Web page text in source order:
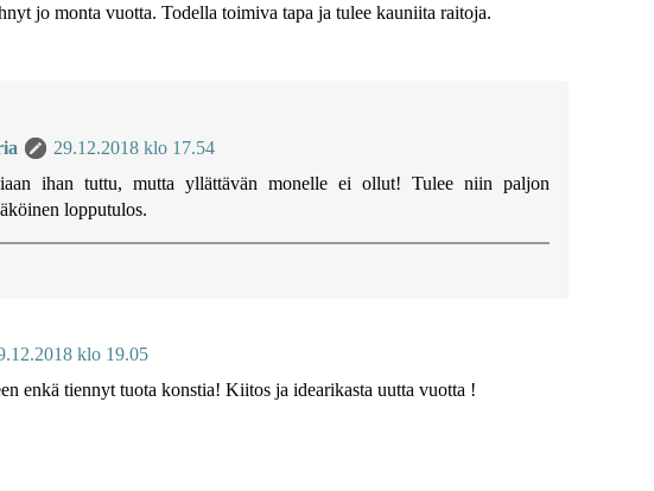
jo monta vuotta. Todella toimiva tapa ja tulee kauniita raitoja.
29.12.2018 klo 17.54
ihan tuttu, mutta yllättävän monelle ei ollut! Tulee niin paljon
lopputulos.
klo 19.05
enkä tiennyt tuota konstia! Kiitos ja idearikasta uutta vuotta !